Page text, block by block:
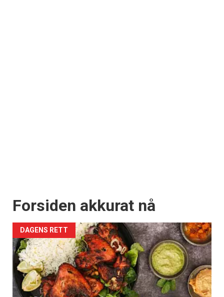
Forsiden akkurat nå
DAGENS RETT